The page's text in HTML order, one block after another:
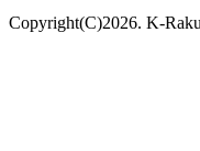
Copyright(C)2026. K-